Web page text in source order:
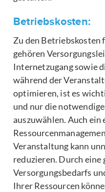
Betriebskosten:
Zu den Betriebskosten
gehören
Internetzugang sowie
während der
optimieren, ist es
und nur die
auszuwählen. Auch ein
Veranstaltung kann
reduzieren. Durch eine
Versorgungsbedarfs
Ihrer Ressourcen